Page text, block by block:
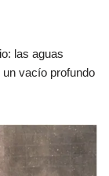
las aguas
vacío profundo